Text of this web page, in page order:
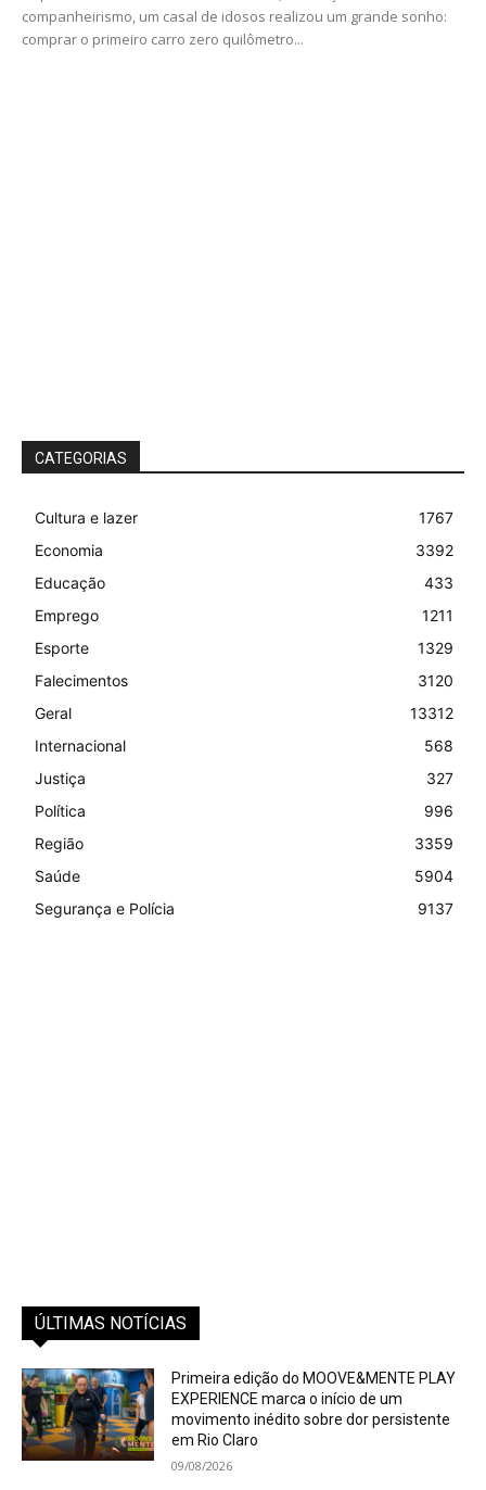
companheirismo, um casal de idosos realizou um grande sonho:
comprar o primeiro carro zero quilômetro...
CATEGORIAS
Cultura e lazer
1767
Economia
3392
Educação
433
Emprego
1211
Esporte
1329
Falecimentos
3120
Geral
13312
Internacional
568
Justiça
327
Política
996
Região
3359
Saúde
5904
Segurança e Polícia
9137
ÚLTIMAS NOTÍCIAS
Primeira edição do MOOVE&MENTE PLAY
EXPERIENCE marca o início de um
movimento inédito sobre dor persistente
em Rio Claro
09/08/2026